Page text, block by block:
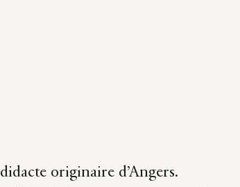
originaire d’Angers.